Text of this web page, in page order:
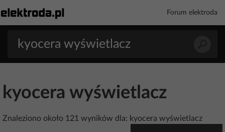
Forum elektroda
kyocera wyświetlacz
Znaleziono około 121 wyników dla: kyocera wyświetlacz